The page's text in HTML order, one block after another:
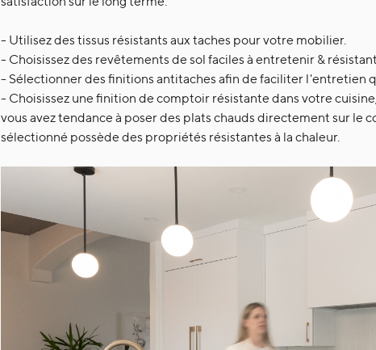
- Utilisez des tissus résistants aux taches pour votre mobilier.
- Choisissez des revêtements de sol faciles à entretenir &
- Sélectionner des finitions antitaches afin de faciliter l'entretien
- Choisissez une finition de comptoir résistante dans votre
vous avez tendance à poser des plats chauds directement sur le
sélectionné possède des propriétés résistantes à la chaleur.